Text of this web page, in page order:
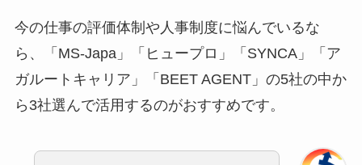
今の仕事の評価体制や人事制度に悩んでいるな
ら、「MS-Japa」「ヒュープロ」「SYNCA」「ア
ガルートキャリア」「BEET AGENT」の5社の中か
ら3社選んで活用するのがおすすめです。